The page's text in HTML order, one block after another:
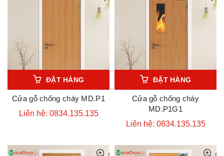
ĐẶT HÀNG
Cửa gỗ chống cháy MD.P1
Liên hệ: 0834.135.135
ĐẶT HÀNG
Cửa gỗ chống cháy
MD.P1G1
Liên hệ: 0834.135.135